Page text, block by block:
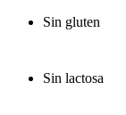
Sin gluten
Sin lactosa